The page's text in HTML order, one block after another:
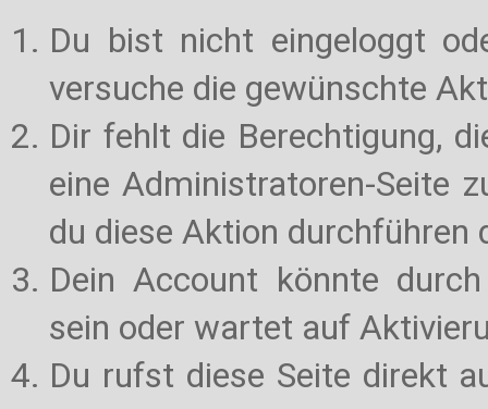
Du bist nicht eingeloggt
versuche die gewünschte
Dir fehlt die Berechtigung,
eine Administratoren-Seite
du diese Aktion durchführen
Dein Account könnte
sein oder wartet auf
Du rufst diese Seite direkt